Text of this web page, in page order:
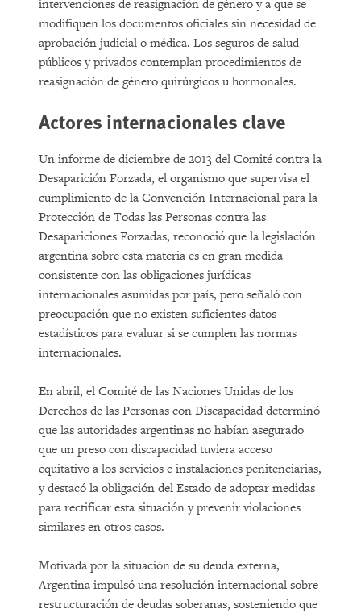
intervenciones de reasignación de género y a que se
modifiquen los documentos oficiales sin necesidad de
aprobación judicial o médica. Los seguros de salud
públicos y privados contemplan procedimientos de
reasignación de género quirúrgicos u hormonales.
Actores internacionales clave
Un informe de diciembre de 2013 del Comité contra la
Desaparición Forzada, el organismo que supervisa el
cumplimiento de la Convención Internacional para la
Protección de Todas las Personas contra las
Desapariciones Forzadas, reconoció que la legislación
argentina sobre esta materia es en gran medida
consistente con las obligaciones jurídicas
internacionales asumidas por país, pero señaló con
preocupación que no existen suficientes datos
estadísticos para evaluar si se cumplen las normas
internacionales.
En abril, el Comité de las Naciones Unidas de los
Derechos de las Personas con Discapacidad determinó
que las autoridades argentinas no habían asegurado
que un preso con discapacidad tuviera acceso
equitativo a los servicios e instalaciones penitenciarias,
y destacó la obligación del Estado de adoptar medidas
para rectificar esta situación y prevenir violaciones
similares en otros casos.
Motivada por la situación de su deuda externa,
Argentina impulsó una resolución internacional sobre
restructuración de deudas soberanas, sosteniendo que